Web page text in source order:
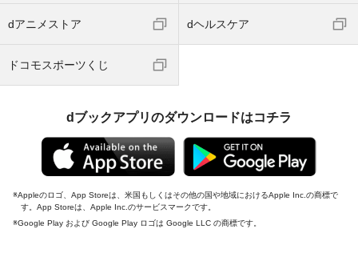
dアニメストア dヘルスケア
ドコモスポーツくじ
dブックアプリのダウンロードはコチラ
Appleのロゴ、App Storeは、米国もしくはその他の国や地域におけるApple Inc.の商標で
す。App Storeは、Apple Inc.のサービスマークです。
Google Play および Google Play ロゴは Google LLC の商標です。